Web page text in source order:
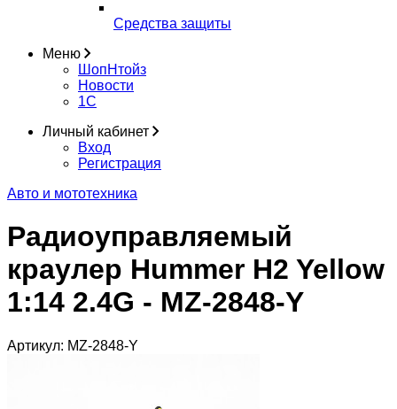
Средства защиты
Меню
ШопНтойз
Новости
1C
Личный кабинет
Вход
Регистрация
Авто и мототехника
Радиоуправляемый
краулер Hummer H2 Yellow
1:14 2.4G - MZ-2848-Y
Артикул: MZ-2848-Y